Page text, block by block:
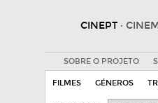
CINEPT ·
SOBRE O PROJETO
FILMES GÉNEROS